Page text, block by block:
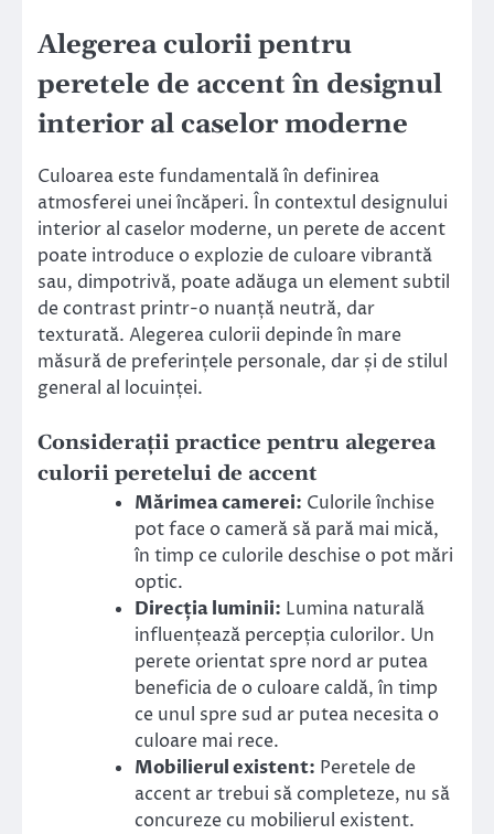
Alegerea culorii pentru
peretele de accent în designul
interior al caselor moderne
Culoarea este fundamentală în definirea
atmosferei unei încăperi. În contextul designului
interior al caselor moderne, un perete de accent
poate introduce o explozie de culoare vibrantă
sau, dimpotrivă, poate adăuga un element subtil
de contrast printr-o nuanță neutră, dar
texturată. Alegerea culorii depinde în mare
măsură de preferințele personale, dar și de stilul
general al locuinței.
Considerații practice pentru alegerea
culorii peretelui de accent
Mărimea camerei: Culorile închise
pot face o cameră să pară mai mică,
în timp ce culorile deschise o pot mări
optic.
Direcția luminii: Lumina naturală
influențează percepția culorilor. Un
perete orientat spre nord ar putea
beneficia de o culoare caldă, în timp
ce unul spre sud ar putea necesita o
culoare mai rece.
Mobilierul existent: Peretele de
accent ar trebui să completeze, nu să
concureze cu mobilierul existent.